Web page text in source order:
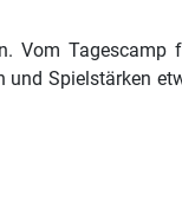
Vom
Spielstärken